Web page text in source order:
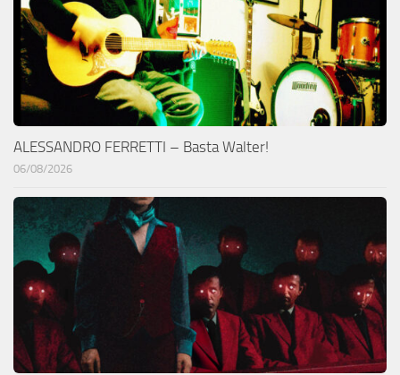
ALESSANDRO FERRETTI – Basta Walter!
06/08/2026